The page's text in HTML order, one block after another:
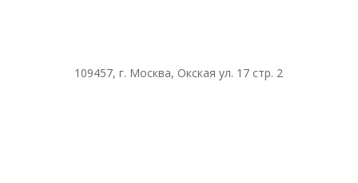
109457, г. Москва, Окская ул. 17 стр. 2